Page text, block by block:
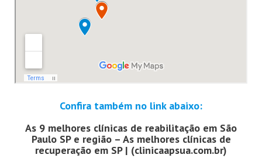
Confira também no link abaixo:
As 9 melhores clínicas de reabilitação em São
Paulo SP e região – As melhores clínicas de
recuperação em SP | (clinicaapsua.com.br)